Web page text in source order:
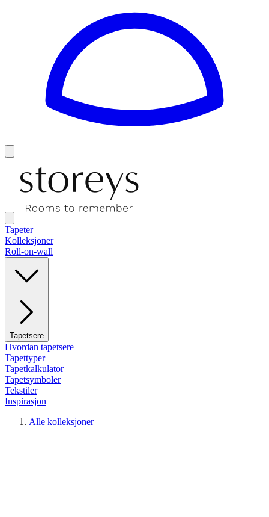
Tapeter
Kolleksjoner
Roll-on-wall
Tapetsere
Hvordan tapetsere
Tapettyper
Tapetkalkulator
Tapetsymboler
Tekstiler
Inspirasjon
Alle kolleksjoner